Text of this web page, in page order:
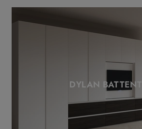
DYLAN BATTENTE